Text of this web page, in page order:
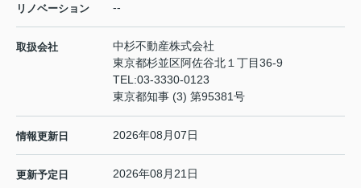
リノベーション --
取扱会社
中杉不動産株式会社
東京都杉並区阿佐谷北１丁目36-9
TEL:03-3330-0123
東京都知事 (3) 第95381号
情報更新日 2026年08月07日
更新予定日 2026年08月21日